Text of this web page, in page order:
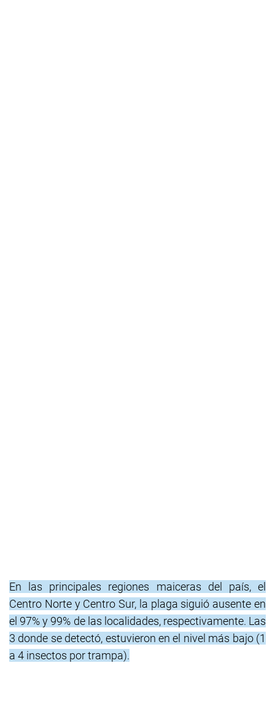
En las principales regiones maiceras del país, el
Centro Norte y Centro Sur, la plaga siguió ausente en
el 97% y 99% de las localidades, respectivamente. Las
3 donde se detectó, estuvieron en el nivel más bajo (1
a 4 insectos por trampa).